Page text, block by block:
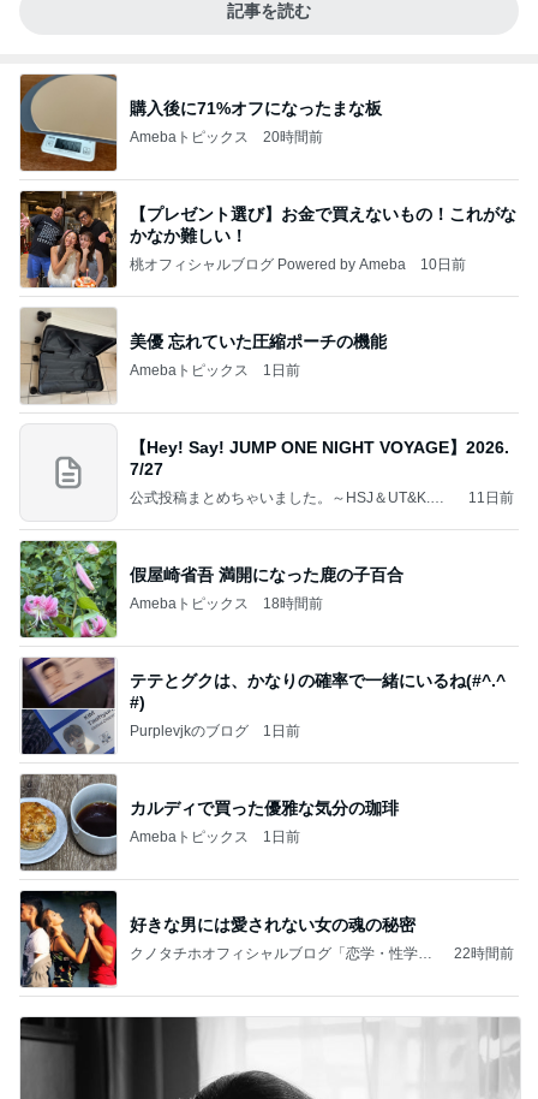
記事を読む
購入後に71%オフになったまな板
Amebaトピックス 20時間前
【プレゼント選び】お金で買えないもの！これがな
かなか難しい！
桃オフィシャルブログ Powered by Ameba 10日前
美優 忘れていた圧縮ポーチの機能
Amebaトピックス 1日前
【Hey! Say! JUMP ONE NIGHT VOYAGE】2026.
7/27
公式投稿まとめちゃいました。～HSJ＆UT&K.O.
11日前
假屋崎省吾 満開になった鹿の子百合
Amebaトピックス 18時間前
テテとグクは、かなりの確率で一緒にいるね(#^.^
#)
Purplevjkのブログ 1日前
カルディで買った優雅な気分の珈琲
Amebaトピックス 1日前
好きな男には愛されない女の魂の秘密
クノタチホオフィシャルブログ「恋学・性学研
22時間前